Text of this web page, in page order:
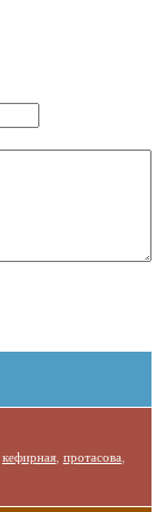
кефирная, протасова